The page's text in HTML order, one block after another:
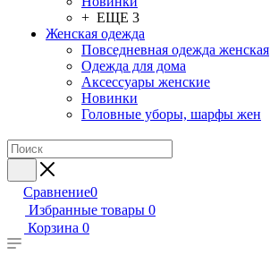
+ ЕЩЕ 3
Женская одежда
Повседневная одежда женская
Одежда для дома
Аксессуары женские
Новинки
Головные уборы, шарфы жен
Сравнение0
Избранные товары 0
Корзина 0